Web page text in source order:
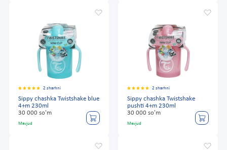
2 sharhni
Sippy chashka Twistshake blue
4+m 230ml
30 000 so'm
Mavjud
2 sharhni
Sippy chashka Twistshake
pushti 4+m 230ml
30 000 so'm
Mavjud